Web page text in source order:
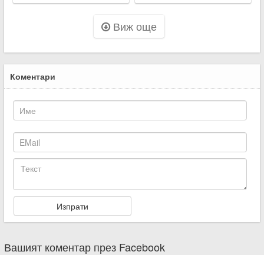
Виж още
Коментари
Вашият коментар през Facebook